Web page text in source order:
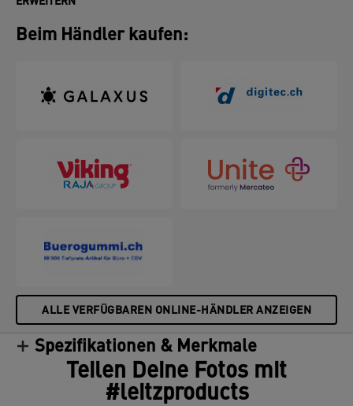
Beim Händler kaufen:
ALLE VERFÜGBAREN ONLINE-HÄNDLER ANZEIGEN
Spezifikationen & Merkmale
Teilen Deine Fotos mit
#leitzproducts